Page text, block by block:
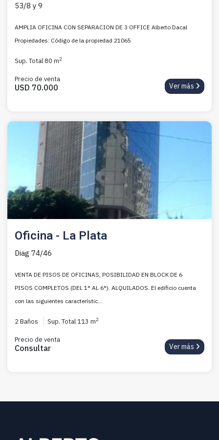
53/8 y 9
AMPLIA OFICINA CON SEPARACION DE 3 OFFICE Alberto Dacal
Propiedades: Código de la propiedad 21065
Sup. Total 80 m2
Precio de venta
USD 70.000 Ver más
Oficina - La Plata
Diag 74/46
VENTA DE PISOS DE OFICINAS, POSIBILIDAD EN BLOCK DE 6
PISOS COMPLETOS (DEL 1° AL 6°). ALQUILADOS. El edificio cuenta
con las siguientes característic...
2 Baños Sup. Total 113 m2
Precio de venta
Consultar Ver más